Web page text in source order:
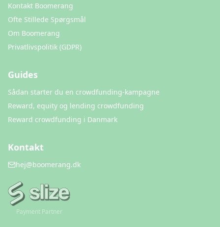
Kontakt Boomerang
Ofte Stillede Spørgsmål
Om Boomerang
Privatlivspolitik (GDPR)
Guides
Sådan starter du en crowdfunding-kampagne
Reward, equity og lending crowdfunding
Reward crowdfunding i Danmark
Kontakt
hej@boomerang.dk
Payment Partner